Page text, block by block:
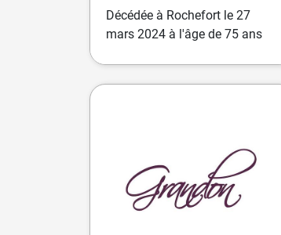
Décédée à Rochefort le 27
mars 2024 à l'âge de 75 ans